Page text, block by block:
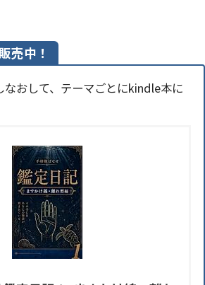
売中！
なおして、テーマごとにkindle本に